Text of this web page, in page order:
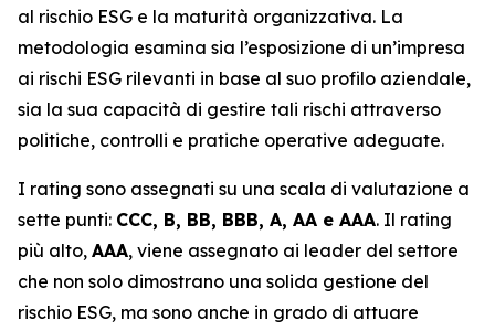
al rischio ESG e la maturità organizzativa. La
metodologia esamina sia l’esposizione di un’impresa
ai rischi ESG rilevanti in base al suo profilo aziendale,
sia la sua capacità di gestire tali rischi attraverso
politiche, controlli e pratiche operative adeguate.
I rating sono assegnati su una scala di valutazione a
sette punti: CCC, B, BB, BBB, A, AA e AAA. Il rating
più alto, AAA, viene assegnato ai leader del settore
che non solo dimostrano una solida gestione del
rischio ESG, ma sono anche in grado di attuare